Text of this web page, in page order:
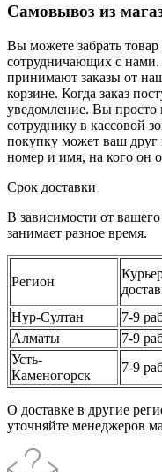
Самовывоз из
Вы можете забрать
сотрудничающих с нами.
принимают заказы от
корзине. Когда заказ
уведомление. Вы просто
сотруднику в кассовой
покупку может ваш друг
номер и имя, на кого он
Срок доставки
В зависимости от
занимает разное время.
Регион
Нур-Султан
7-9
Алматы
7-9
Усть-
Каменогорск
7-9
О доставке в другие
уточняйте менеджеров